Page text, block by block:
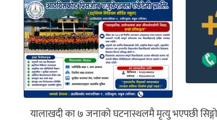
यालाखदी का ७ जनाको घटनास्थलमै मृत्यु भएपछी